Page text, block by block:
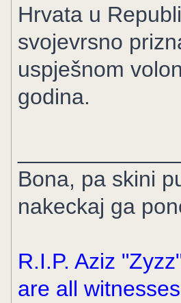
Hrvata u
svojevrsno
uspješnom
godina.
Bona, pa skini
nakeckaj ga
R.I.P. Aziz
are all witnesses